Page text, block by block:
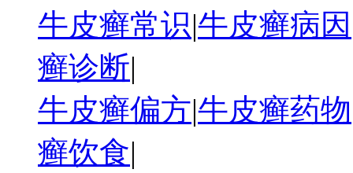
牛皮癣常识|牛皮癣病因
癣诊断|
牛皮癣偏方|牛皮癣药物
癣饮食|